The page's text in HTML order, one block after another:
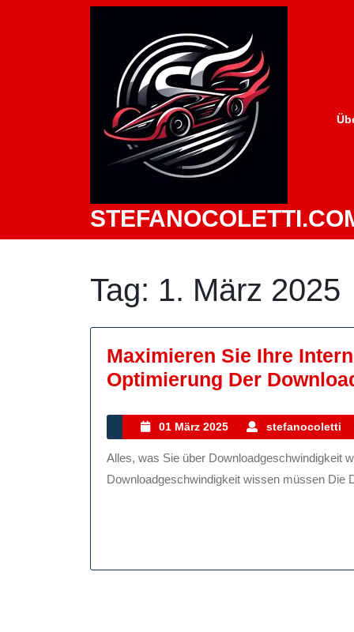
Tag: 1. März 2025
Maximieren Sie Ihre
Optimierung Der
01 März 2025
01
März
2025
stefanocoletti
Alles, was Sie über Downloadgeschwindigkeit wissen müssen Alles, was Sie über
Downloadgeschwindigkeit wissen müssen Die